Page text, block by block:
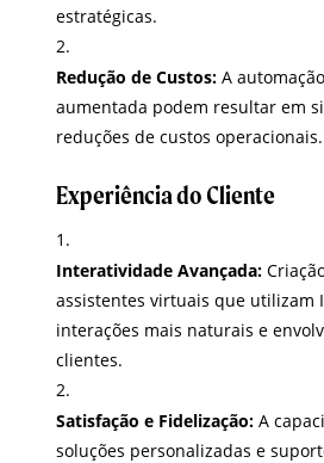
estratégicas.
Redução de Custos: A
aumentada podem resultar em
reduções de custos operacionais.
Experiência do Cliente
Interatividade Avançada:
assistentes virtuais que utilizam
interações mais naturais e
clientes.
Satisfação e Fidelização: A
soluções personalizadas e